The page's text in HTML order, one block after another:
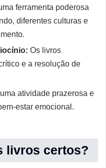
ferramenta poderosa
diferentes culturas e
Os livros
e a resolução de
atividade prazerosa e
estar emocional.
livros certos?